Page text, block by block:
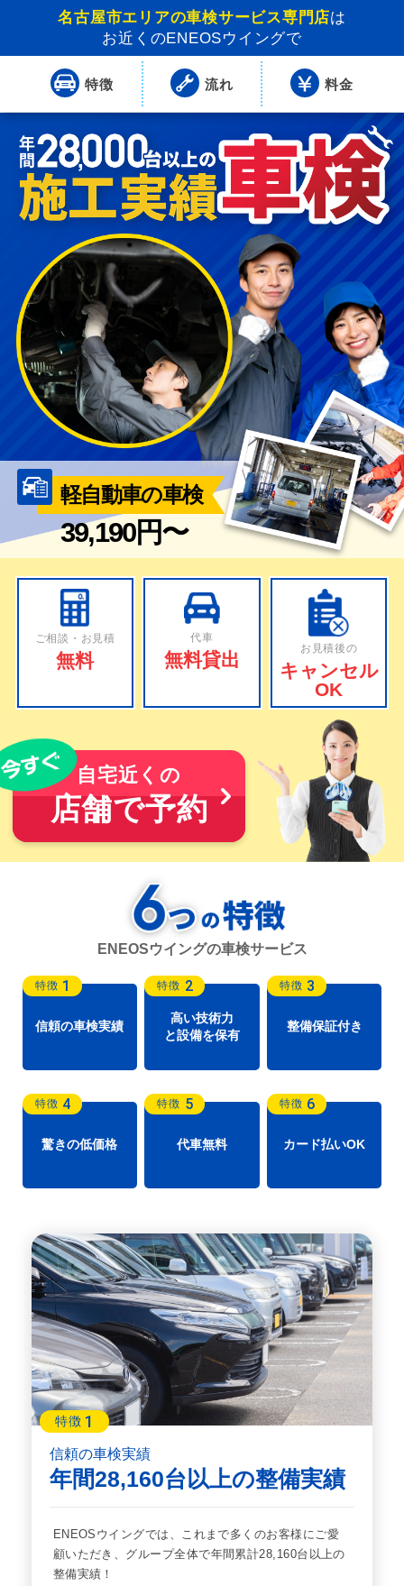
名古屋市エリアの車検サービス専門店は
お近くのENEOSウイングで
特徴 流れ 料金
軽自動車の車検
39,190円〜
ご相談・お見積
無料
代車
無料貸出
お見積後の
キャンセル
OK
自宅近くの
店舗で予約
ENEOSウイングの車検サービス
特徴 1
信頼の車検実績
特徴 2
高い技術力
と設備を保有
特徴 3
整備保証付き
特徴 4
驚きの低価格
特徴 5
代車無料
特徴 6
カード払いOK
特徴 1
信頼の車検実績
年間28,160台以上の整備実績
ENEOSウイングでは、これまで多くのお客様にご愛
顧いただき、グループ全体で年間累計28,160台以上の
整備実績！